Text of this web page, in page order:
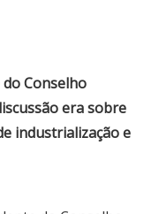
Conselho
era sobre
industrialização e